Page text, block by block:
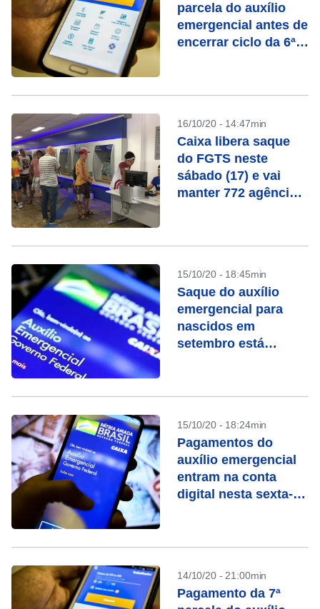
parcela do auxílio
emergencial antes de
encerrar ciclo da 6ª
16/10/20 - 14:47min
Caixa libera saque
do FGTS neste
sábado (17) e vai
manter 772 agências
15/10/20 - 18:45min
Saque do auxílio
emergencial para
nascidos em
setembro está
15/10/20 - 18:24min
Pagamentos do
auxílio emergencial
entram na conta
digital nesta sexta-
14/10/20 - 21:00min
Pagamento da 7ª